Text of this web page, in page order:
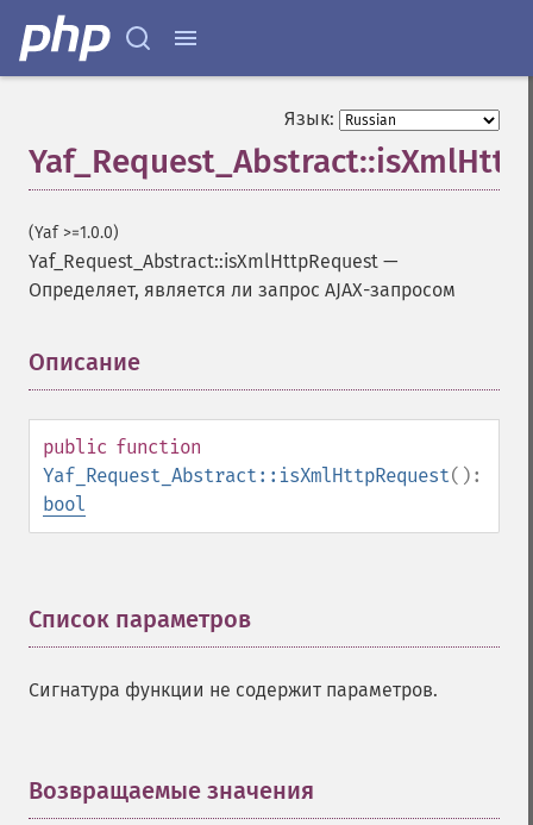
Язык:
(Yaf >=1.0.0)
Yaf_Request_Abstract::isXmlHttpRequest —
Определяет, является ли запрос AJAX-запросом
Описание
public function
Yaf_Request_Abstract::isXmlHttpRequest():
bool
Список параметров
Сигнатура функции не содержит параметров.
Возвращаемые значения